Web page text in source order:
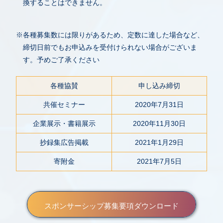
換することはできません。
※各種募集数には限りがあるため、定数に達した場合など、
締切日前でもお申込みを受付けられない場合がございま
す。予めご了承ください
各種協賛 申し込み締切
共催セミナー 2020年7月31日
企業展示・書籍展示 2020年11月30日
抄録集広告掲載 2021年1月29日
寄附金 2021年7月5日
スポンサーシップ募集要項ダウンロード